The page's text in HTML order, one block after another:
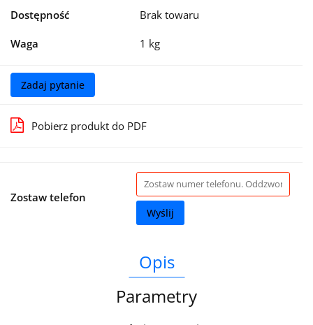
Dostępność Brak towaru
Waga 1 kg
Zadaj pytanie
Pobierz produkt do PDF
Zostaw telefon
Wyślij
Opis
Parametry